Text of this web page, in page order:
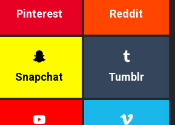
Pinterest Reddit
Snapchat Tumblr